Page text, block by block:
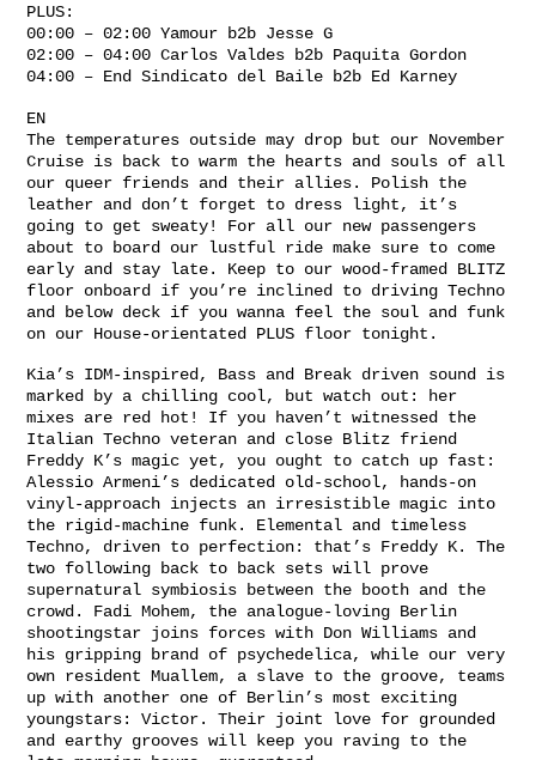
PLUS:
00:00 – 02:00 Yamour b2b Jesse G
02:00 – 04:00 Carlos Valdes b2b Paquita Gordon
04:00 – End Sindicato del Baile b2b Ed Karney
EN
The temperatures outside may drop but our November
Cruise is back to warm the hearts and souls of all
our queer friends and their allies. Polish the
leather and don’t forget to dress light, it’s
going to get sweaty! For all our new passengers
about to board our lustful ride make sure to come
early and stay late. Keep to our wood-framed BLITZ
floor onboard if you’re inclined to driving Techno
and below deck if you wanna feel the soul and funk
on our House-orientated PLUS floor tonight.
Kia’s IDM-inspired, Bass and Break driven sound is
marked by a chilling cool, but watch out: her
mixes are red hot! If you haven’t witnessed the
Italian Techno veteran and close Blitz friend
Freddy K’s magic yet, you ought to catch up fast:
Alessio Armeni’s dedicated old-school, hands-on
vinyl-approach injects an irresistible magic into
the rigid-machine funk. Elemental and timeless
Techno, driven to perfection: that’s Freddy K. The
two following back to back sets will prove
supernatural symbiosis between the booth and the
crowd. Fadi Mohem, the analogue-loving Berlin
shootingstar joins forces with Don Williams and
his gripping brand of psychedelica, while our very
own resident Muallem, a slave to the groove, teams
up with another one of Berlin’s most exciting
youngstars: Victor. Their joint love for grounded
and earthy grooves will keep you raving to the